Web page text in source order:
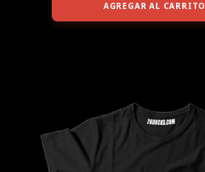
AGREGAR AL CARRITO